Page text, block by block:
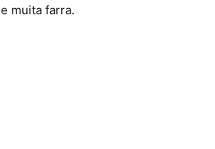
e muita farra.